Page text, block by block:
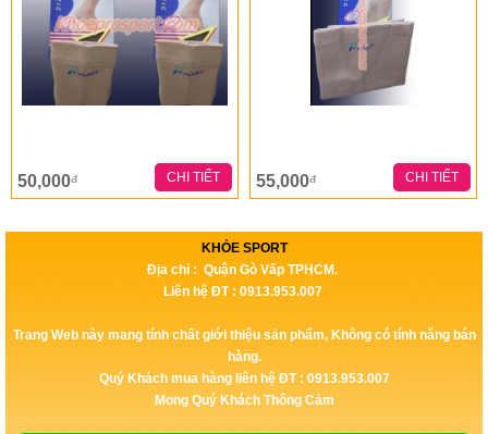
50,000đ CHI TIẾT 55,000đ CHI TIẾT
KHỎE SPORT
Địa chỉ : Quận Gò Vấp TPHCM.
Liên hệ ĐT : 0913.953.007
Trang Web này mang tính chất giới thiệu sản phẩm, Không có tính năng bán
hàng.
Quý Khách mua hàng liên hệ ĐT : 0913.953.007
Mong Quý Khách Thông Cảm